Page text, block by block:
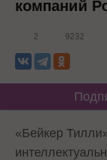
компаний
2 9232
«Бейкер